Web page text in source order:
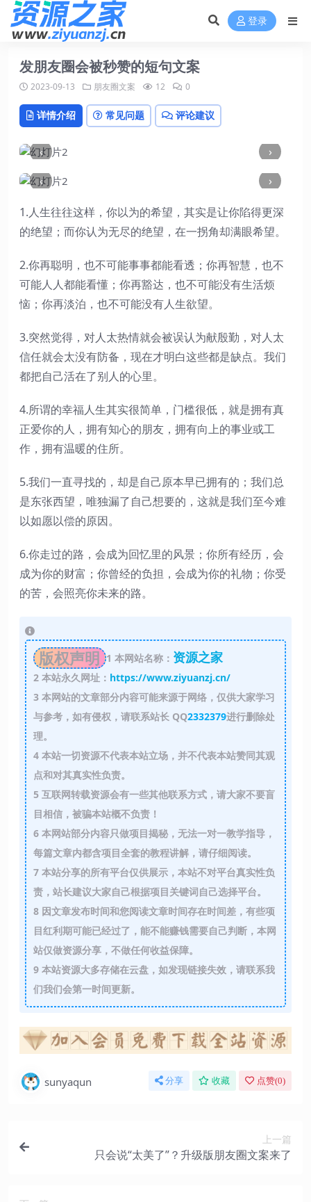
登录
发朋友圈会被秒赞的短句文案
2023-09-13 朋友圈文案 12 0
详情介绍 常见问题 评论建议
‹
›
‹
›
1.人生往往这样，你以为的希望，其实是让你陷得更深
的绝望；而你认为无尽的绝望，在一拐角却满眼希望。
2.你再聪明，也不可能事事都能看透；你再智慧，也不
可能人人都能看懂；你再豁达，也不可能没有生活烦
恼；你再淡泊，也不可能没有人生欲望。
3.突然觉得，对人太热情就会被误认为献殷勤，对人太
信任就会太没有防备，现在才明白这些都是缺点。我们
都把自己活在了别人的心里。
4.所谓的幸福人生其实很简单，门槛很低，就是拥有真
正爱你的人，拥有知心的朋友，拥有向上的事业或工
作，拥有温暖的住所。
5.我们一直寻找的，却是自己原本早已拥有的；我们总
是东张西望，唯独漏了自己想要的，这就是我们至今难
以如愿以偿的原因。
6.你走过的路，会成为回忆里的风景；你所有经历，会
成为你的财富；你曾经的负担，会成为你的礼物；你受
的苦，会照亮你未来的路。
版权声明 1 本网站名称： 资源之家
2本站永久网址： https://www.ziyuanzj.cn/
3本网站的文章部分内容可能来源于网络，仅供大家学习
与参考，如有侵权，请联系站长 QQ2332379进行删除处
理。
4本站一切资源不代表本站立场，并不代表本站赞同其观
点和对其真实性负责。
5互联网转载资源会有一些其他联系方式，请大家不要盲
目相信，被骗本站概不负责！
6本网站部分内容只做项目揭秘，无法一对一教学指导，
每篇文章内都含项目全套的教程讲解，请仔细阅读。
7本站分享的所有平台仅供展示，本站不对平台真实性负
责，站长建议大家自己根据项目关键词自己选择平台。
8因文章发布时间和您阅读文章时间存在时间差，有些项
目红利期可能已经过了，能不能赚钱需要自己判断，本网
站仅做资源分享，不做任何收益保障。
9本站资源大多存储在云盘，如发现链接失效，请联系我
们我们会第一时间更新。
sunyaqun 分享 收藏 点赞(0)
上一篇
只会说“太美了”？升级版朋友圈文案来了